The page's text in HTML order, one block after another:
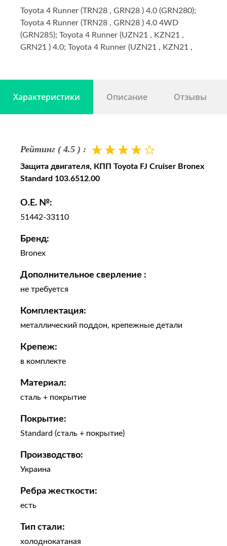
Toyota 4 Runner (TRN28 , GRN28 ) 4.0 (GRN280);
Toyota 4 Runner (TRN28 , GRN28 ) 4.0 4WD
(GRN285); Toyota 4 Runner (UZN21 , KZN21 ,
GRN21 ) 4.0; Toyota 4 Runner (UZN21 , KZN21 ,
Характеристики Описание Отзывы
Рейтинг ( 4.5 ) :
Защита двигателя, КПП Toyota FJ Cruiser Bronex
Standard 103.6512.00
O.E. №:
51442-33110
Бренд:
Bronex
Дополнительное сверление :
не требуется
Комплектация:
металлический поддон, крепежные детали
Крепеж:
в комплекте
Материал:
сталь + покрытие
Покрытие:
Standard (сталь + покрытие)
Производство:
Украина
Ребра жесткости:
есть
Тип стали:
холоднокатаная